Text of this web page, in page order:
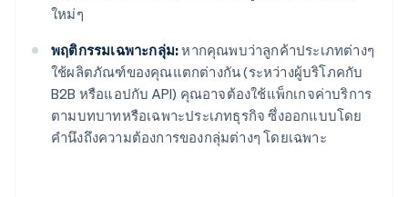
ใหม่ๆ
พฤติกรรมเฉพาะกลุ่ม:หากคุณพบว่าลูกค้าประเภทต่างๆ
ใช้ผลิตภัณฑ์ของคุณแตกต่างกัน (ระหว่างผู้บริโภคกับ
B2B หรือแอปกับ API) คุณอาจต้องใช้แพ็กเกจค่าบริการ
ตามบทบาทหรือเฉพาะประเภทธุรกิจ ซึ่งออกแบบโดย
คำนึงถึงความต้องการของกลุ่มต่างๆ โดยเฉพาะ